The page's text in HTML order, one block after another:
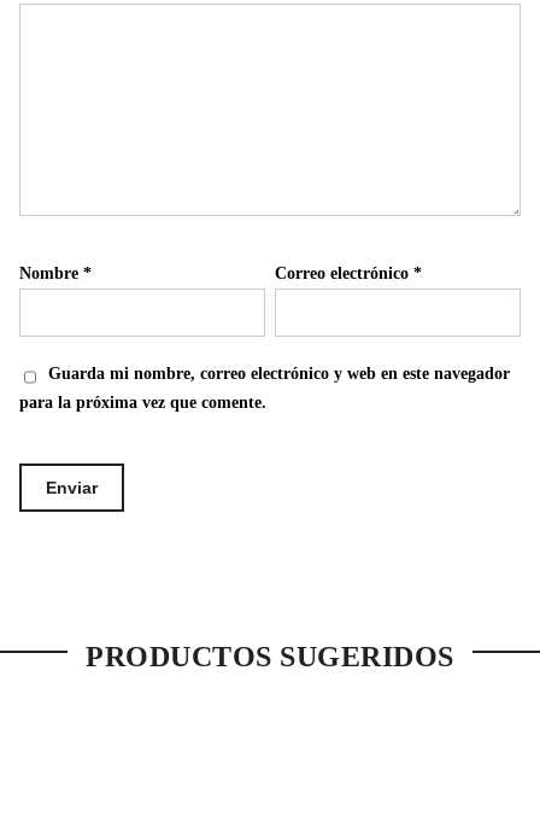
Nombre * Correo electrónico*
Guarda mi nombre, correo electrónico y web en este navegador
para la próxima vez que comente.
PRODUCTOS SUGERIDOS